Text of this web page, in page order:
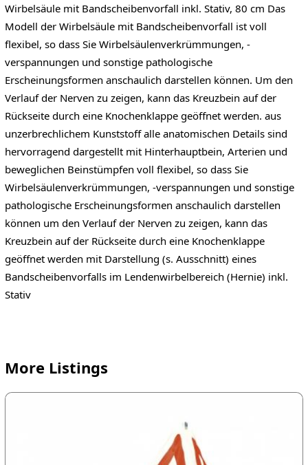
Wirbelsäule mit Bandscheibenvorfall inkl. Stativ, 80 cm Das
Modell der Wirbelsäule mit Bandscheibenvorfall ist voll
flexibel, so dass Sie Wirbelsäulenverkrümmungen, -
verspannungen und sonstige pathologische
Erscheinungsformen anschaulich darstellen können. Um den
Verlauf der Nerven zu zeigen, kann das Kreuzbein auf der
Rückseite durch eine Knochenklappe geöffnet werden. aus
unzerbrechlichem Kunststoff alle anatomischen Details sind
hervorragend dargestellt mit Hinterhauptbein, Arterien und
beweglichen Beinstümpfen voll flexibel, so dass Sie
Wirbelsäulenverkrümmungen, -verspannungen und sonstige
pathologische Erscheinungsformen anschaulich darstellen
können um den Verlauf der Nerven zu zeigen, kann das
Kreuzbein auf der Rückseite durch eine Knochenklappe
geöffnet werden mit Darstellung (s. Ausschnitt) eines
Bandscheibenvorfalls im Lendenwirbelbereich (Hernie) inkl.
Stativ
More Listings